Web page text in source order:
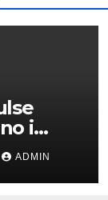
i
100
Res
ADMIN